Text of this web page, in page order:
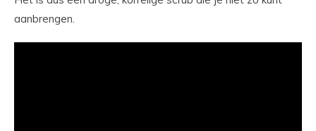
aanbrengen.